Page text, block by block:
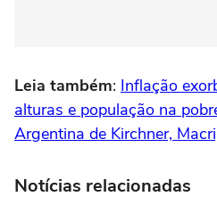
Leia também: Inflação
alturas e população na
Argentina de Kirchner,
Notícias relacionadas